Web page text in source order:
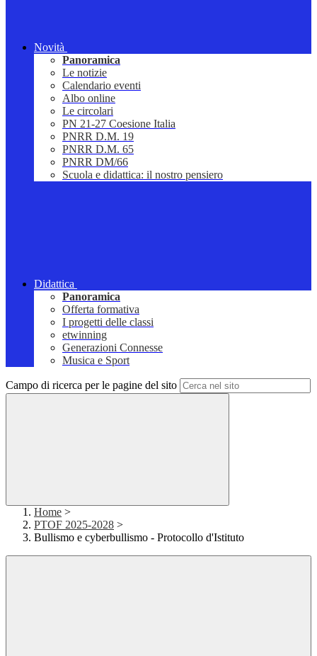
Novità
Panoramica
Le notizie
Calendario eventi
Albo online
Le circolari
PN 21-27 Coesione Italia
PNRR D.M. 19
PNRR D.M. 65
PNRR DM/66
Scuola e didattica: il nostro pensiero
Didattica
Panoramica
Offerta formativa
I progetti delle classi
etwinning
Generazioni Connesse
Musica e Sport
Campo di ricerca per le pagine del sito
Home >
PTOF 2025-2028 >
Bullismo e cyberbullismo - Protocollo d'Istituto